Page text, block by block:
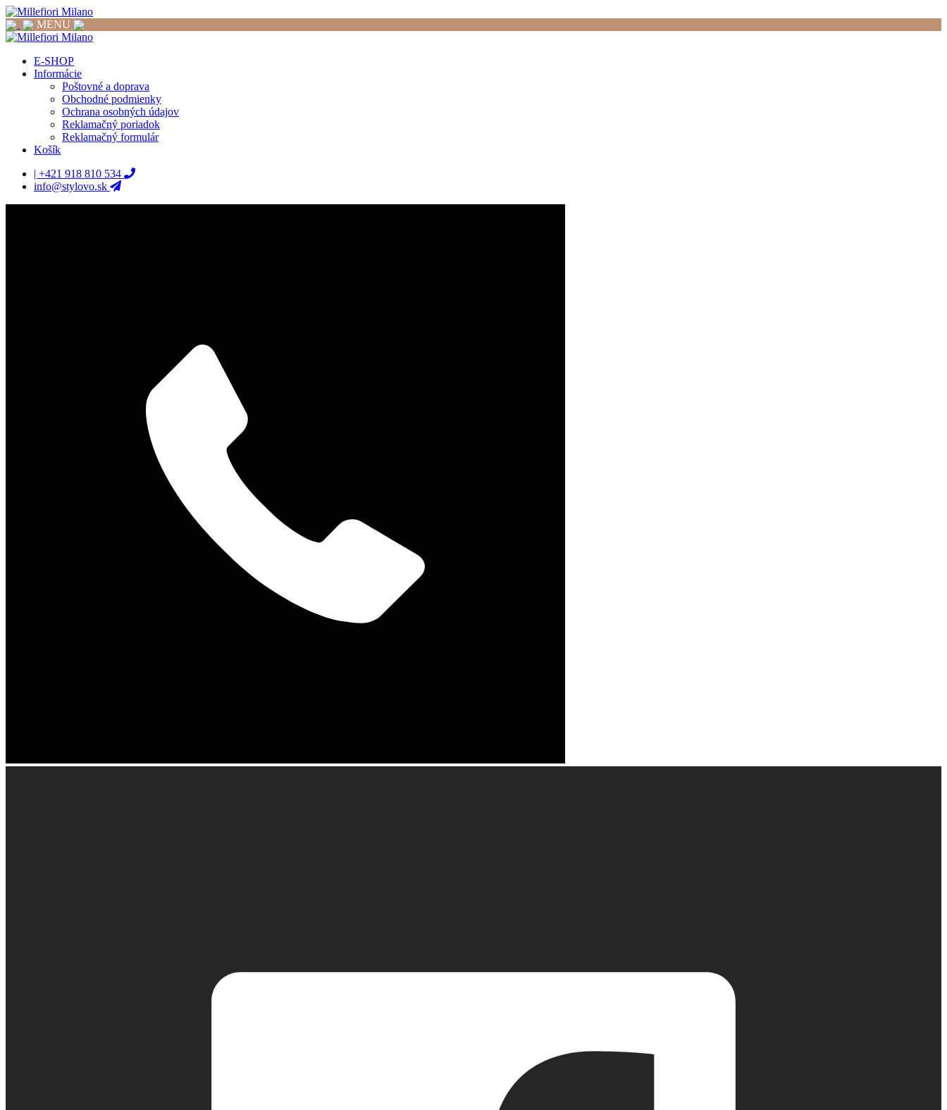
MENU
E-SHOP
Informácie
Poštovné a doprava
Obchodné podmienky
Ochrana osobných údajov
Reklamačný poriadok
Reklamačný formulár
Košík
| +421 918 810 534
info@stylovo.sk